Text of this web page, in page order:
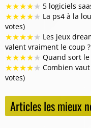
★★★★★ 5 logiciels
★★★★★ La ps4 à la
votes)
★★★★★ Les jeux
valent vraiment le coup
★★★★★ Quand sort le
★★★★★ Combien
votes)
Articles les mieux